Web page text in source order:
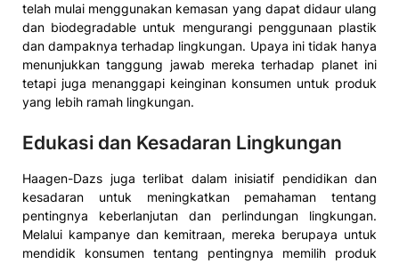
telah mulai menggunakan kemasan yang dapat didaur ulang
dan biodegradable untuk mengurangi penggunaan plastik
dan dampaknya terhadap lingkungan. Upaya ini tidak hanya
menunjukkan tanggung jawab mereka terhadap planet ini
tetapi juga menanggapi keinginan konsumen untuk produk
yang lebih ramah lingkungan.
Edukasi dan Kesadaran Lingkungan
Haagen-Dazs juga terlibat dalam inisiatif pendidikan dan
kesadaran untuk meningkatkan pemahaman tentang
pentingnya keberlanjutan dan perlindungan lingkungan.
Melalui kampanye dan kemitraan, mereka berupaya untuk
mendidik konsumen tentang pentingnya memilih produk